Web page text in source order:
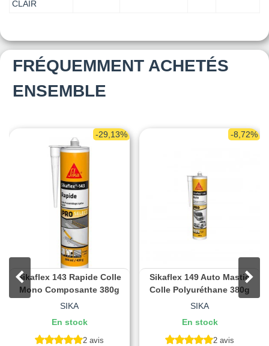
CLAIR
FRÉQUEMMENT ACHETÉS
ENSEMBLE
-29,13%
Sikaflex 143 Rapide Colle
Mono Composante 380g
SIKA
En stock
2 avis
-8,72%
Sikaflex 149 Auto Mastic
Colle Polyuréthane 380g
SIKA
En stock
2 avis